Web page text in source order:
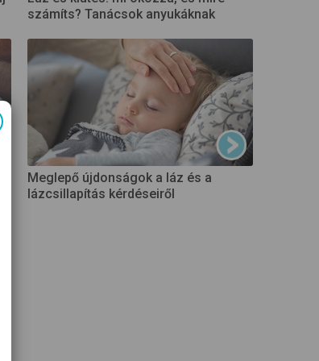
számíts? Tanácsok anyukáknak
Meglepő újdonságok a láz és a
lázcsillapítás kérdéseiről